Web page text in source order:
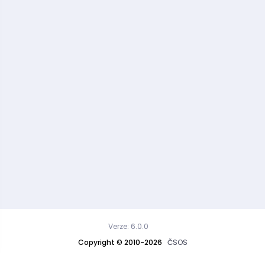
Copyright © 2010-2026 ČSOS
Verze: 6.0.0